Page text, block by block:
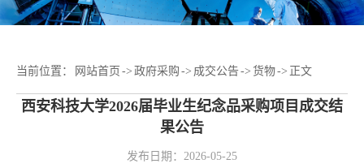
当前位置： 网站首页 -> 政府采购 -> 成交公告-> 货物-> 正文
西安科技大学2026届毕业生纪念品采购项目成交结
果公告
发布日期：2026-05-25